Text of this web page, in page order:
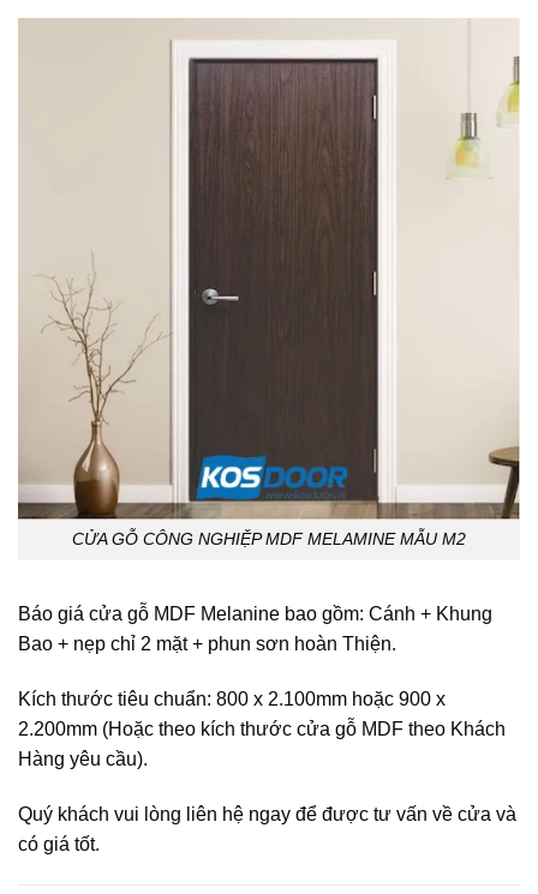
CỬA GỖ CÔNG NGHIỆP MDF MELAMINE MẪU M2
Báo giá cửa gỗ MDF Melanine bao gồm: Cánh + Khung
Bao + nẹp chỉ 2 mặt + phun sơn hoàn Thiện.
Kích thước tiêu chuẩn: 800 x 2.100mm hoặc 900 x
2.200mm (Hoặc theo kích thước cửa gỗ MDF theo Khách
Hàng yêu cầu).
Quý khách vui lòng liên hệ ngay để được tư vấn về cửa và
có giá tốt.